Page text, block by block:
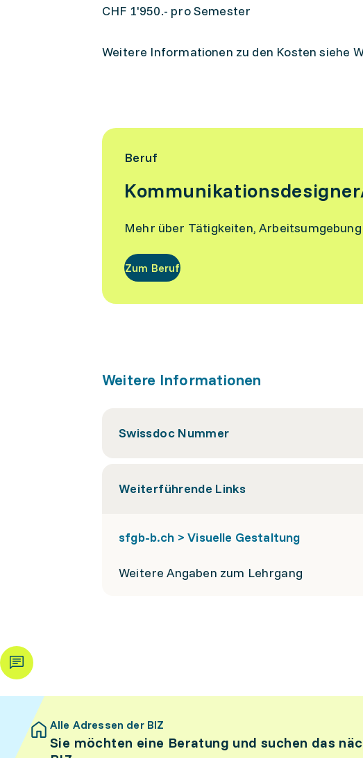
CHF 1'950.- pro Semester
Weitere Informationen zu den Kosten siehe
Beruf
Mehr über Tätigkeiten,
Zum Beruf
Weitere Informationen
Swissdoc Nummer
Weiterführende Links
sfgb-b.ch > Visuelle Gestaltung
Weitere Angaben zum Lehrgang
Alle Adressen der BIZ
Sie möchten eine Beratung und suchen das